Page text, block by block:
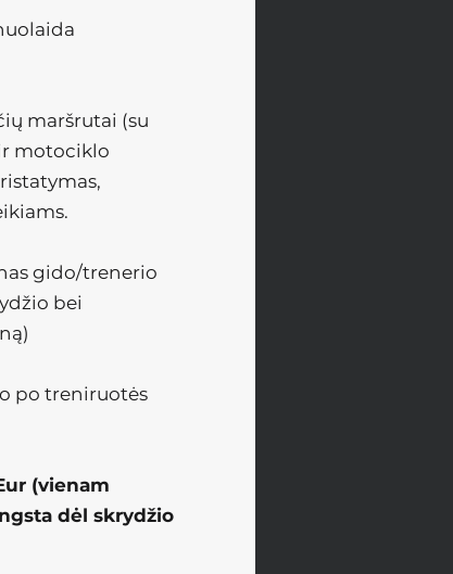
maršrutai (su
motociklo
gido/trenerio
bei
po treniruotės
(vienam
dėl skrydžio